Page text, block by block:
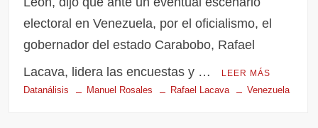
electoral en Venezuela, por el oficialismo, el
gobernador del estado Carabobo, Rafael
Lacava, lidera las encuestas y …
LEER MÁS
Datanálisis Manuel Rosales Rafael Lacava Venezuela